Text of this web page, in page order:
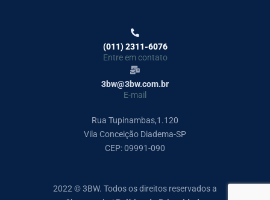
(011) 2311-6076
Entre em contato
3bw@3bw.com.br
E-mail
Rua Tupinambas,1.120
Vila Conceição Diadema-SP
CEP: 09991-090
2022 © 3BW. Todos os direitos reservados a